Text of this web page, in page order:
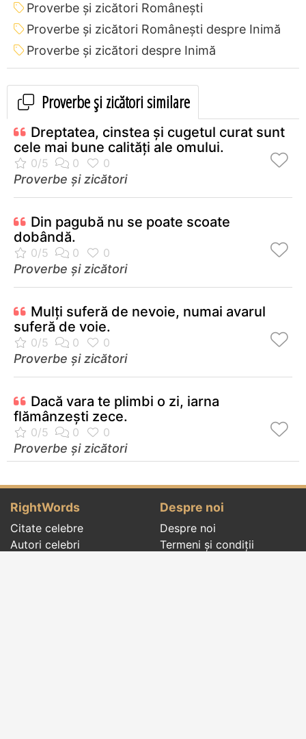
Proverbe și zicători Româneşti
Proverbe și zicători Româneşti despre Inimă
Proverbe și zicători despre Inimă
Proverbe și zicători similare
Dreptatea, cinstea şi cugetul curat sunt
cele mai bune calităţi ale omului.
Proverbe și zicători
Din pagubă nu se poate scoate
dobândă.
Proverbe și zicători
Mulţi suferă de nevoie, numai avarul
suferă de voie.
Proverbe și zicători
Dacă vara te plimbi o zi, iarna
flămânzeşti zece.
Proverbe și zicători
RightWords
Citate celebre
Autori celebri
Despre noi
Despre noi
Termeni și condiții